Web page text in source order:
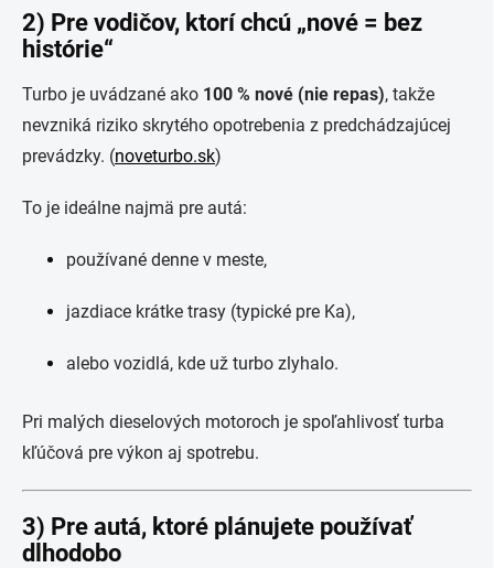
2) Pre vodičov, ktorí chcú „nové = bez
histórie“
Turbo je uvádzané ako 100 % nové (nie repas), takže
nevzniká riziko skrytého opotrebenia z predchádzajúcej
prevádzky. (noveturbo.sk)
To je ideálne najmä pre autá:
používané denne v meste,
jazdiace krátke trasy (typické pre Ka),
alebo vozidlá, kde už turbo zlyhalo.
Pri malých dieselových motoroch je spoľahlivosť turba
kľúčová pre výkon aj spotrebu.
3) Pre autá, ktoré plánujete používať
dlhodobo